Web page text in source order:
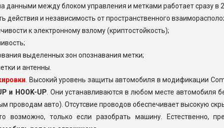
данными между блоком управления и метками работает сразу в
действия и независимость от пространственного
к электронному взлому (криптостойкость);
выделенных зон опознавания метки;
и антенны.
Высокий уровень защиты автомобиля в модификации
и HOOK-UP . Они устанавливаются в любом месте автомобиля
проводам авто). Отсутсвие проводов обеспечивает высокую
возможно, только если разобрать машину. Естественно,